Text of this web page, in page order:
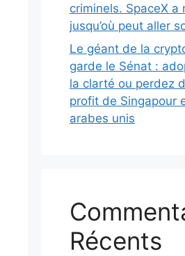
criminels. SpaceX a
jusqu’où peut aller
Le géant de la
garde le Sénat :
la clarté ou perdez
profit de Singapour
arabes unis
Récents